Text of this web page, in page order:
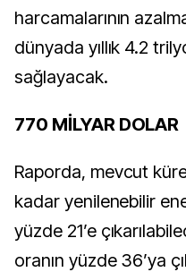
harcamalarının
dünyada yıllık 4.2
sağlayacak.
770 MİLYAR DOLAR
Raporda, mevcut
kadar yenilenebilir
yüzde 21’e
oranın yüzde 36’ya